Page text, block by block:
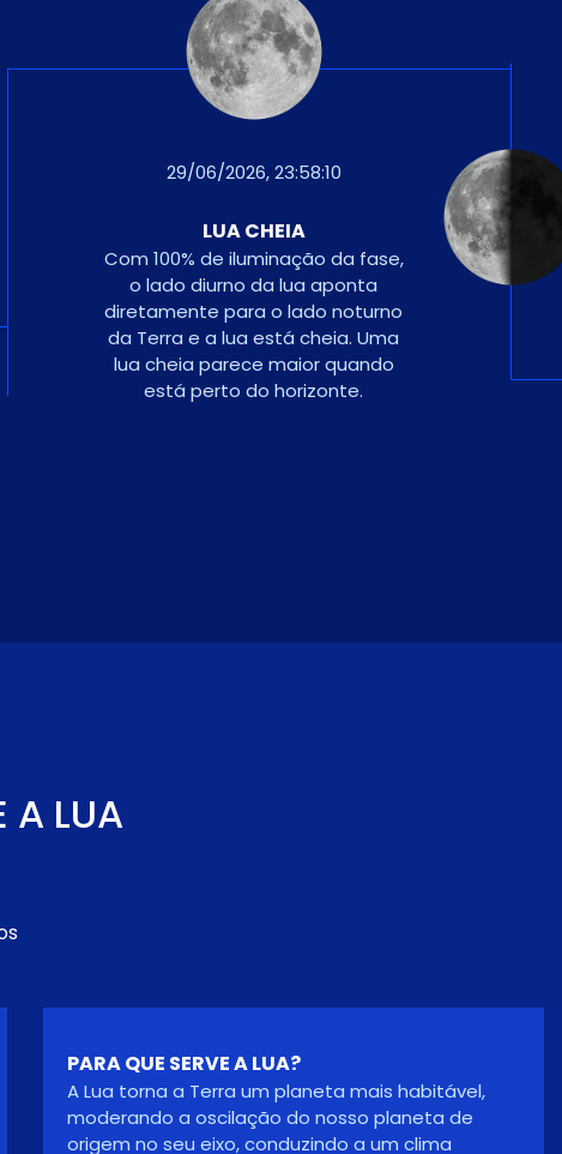
08/06/2026, 10:03:04
A lua entra no último quarto
metade parece estar
iluminada. Pode ver esta
fase no final da noite e pela
manhã.
A LUA
O QUE É UMA SUPERLUA?
Uma superlua ocorre quando a órbita da Lua está
mais próxima (perigeu) da Terra, ao mesmo
tempo que a Lua está cheia. Numa tal altura, a